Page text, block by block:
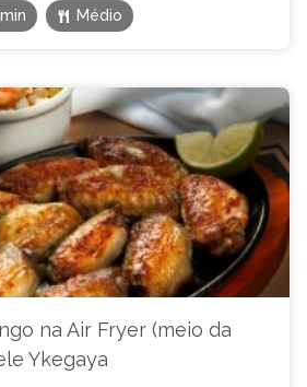
Médio
na Air Fryer (meio da
Ykegaya